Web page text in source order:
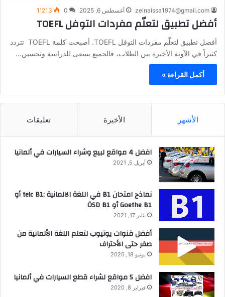
zeinaissa1974@gmail.com أغسطس 6, 2025 0 1٬213
أفضل تطبيق لتعلّم مفردات التوفل TOEFL
أفضل تطبيق لتعلّم مفردات التوفل TOEFL. أصبحت كلمة TOEFL تتردد
كثيراً في الآونة الأخيرة بين الطلاب، فالجميع يسعى للدراسة وتحسين…
أكمل القراءة »
الأشهر الأخيرة تعليقات
افضل 4 مواقع لبيع وشراء السيارات في ألمانيا
أبريل 5, 2021
نماذج امتحان B1 في اللغة الالمانية :telc B1 أو
Goethe B1 أو ÖSD B1
يناير 17, 2021
أفضل قنوات يوتيوب لتعلم اللغة الألمانية من
صفر حتى الأحتراف
يونيو 18, 2020
افضل 5 مواقع لشراء قطع السيارات في ألمانيا
فبراير 8, 2020